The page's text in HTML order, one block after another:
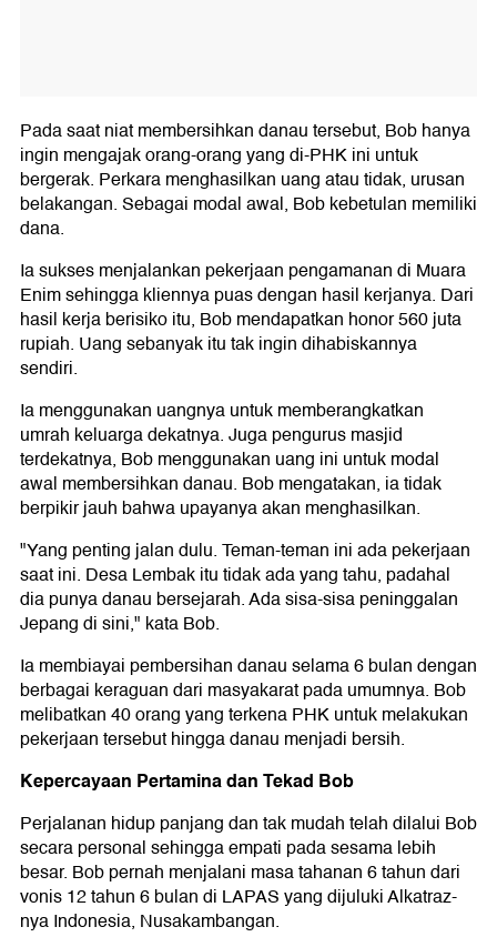
Pada saat niat membersihkan danau tersebut, Bob hanya
ingin mengajak orang-orang yang di-PHK ini untuk
bergerak. Perkara menghasilkan uang atau tidak, urusan
belakangan. Sebagai modal awal, Bob kebetulan memiliki
dana.
Ia sukses menjalankan pekerjaan pengamanan di Muara
Enim sehingga kliennya puas dengan hasil kerjanya. Dari
hasil kerja berisiko itu, Bob mendapatkan honor 560 juta
rupiah. Uang sebanyak itu tak ingin dihabiskannya
sendiri.
Ia menggunakan uangnya untuk memberangkatkan
umrah keluarga dekatnya. Juga pengurus masjid
terdekatnya, Bob menggunakan uang ini untuk modal
awal membersihkan danau. Bob mengatakan, ia tidak
berpikir jauh bahwa upayanya akan menghasilkan.
"Yang penting jalan dulu. Teman-teman ini ada pekerjaan
saat ini. Desa Lembak itu tidak ada yang tahu, padahal
dia punya danau bersejarah. Ada sisa-sisa peninggalan
Jepang di sini," kata Bob.
Ia membiayai pembersihan danau selama 6 bulan dengan
berbagai keraguan dari masyakarat pada umumnya. Bob
melibatkan 40 orang yang terkena PHK untuk melakukan
pekerjaan tersebut hingga danau menjadi bersih.
Kepercayaan Pertamina dan Tekad Bob
Perjalanan hidup panjang dan tak mudah telah dilalui Bob
secara personal sehingga empati pada sesama lebih
besar. Bob pernah menjalani masa tahanan 6 tahun dari
vonis 12 tahun 6 bulan di LAPAS yang dijuluki Alkatraz-
nya Indonesia, Nusakambangan.